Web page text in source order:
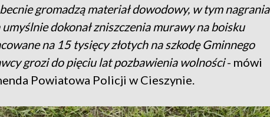
gromadzą materiał dowodowy, w tym nagrania
dokonał zniszczenia murawy na boisku
na 15 tysięcy złotych na szkodę Gminnego
grozi do pięciu lat pozbawienia wolności- mówi
Powiatowa Policji w Cieszynie.